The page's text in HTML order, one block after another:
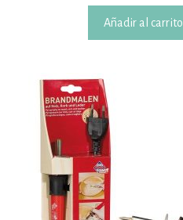
Añadir al carrito